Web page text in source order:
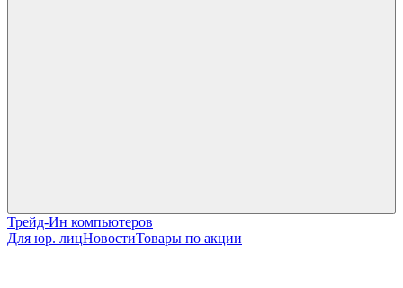
Трейд-Ин компьютеров
Для юр. лицНовостиТовары по акции